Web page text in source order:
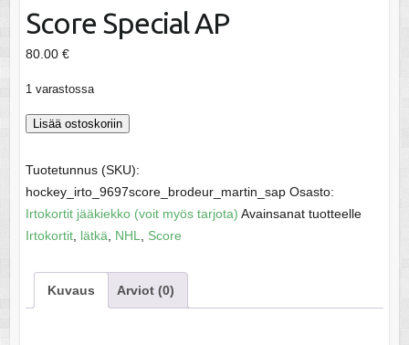
Score Special AP
80.00 €
1 varastossa
Brodeur,
-
1996-
97
Score
AP
määrä
Lisää ostoskoriin
Tuotetunnus (SKU):
hockey_irto_9697score_brodeur_martin_sap Osasto:
Irtokortit jääkiekko (voit myös tarjota) Avainsanat tuotteelle
Irtokortit, lätkä NHL Score
Kuvaus Arviot (0)